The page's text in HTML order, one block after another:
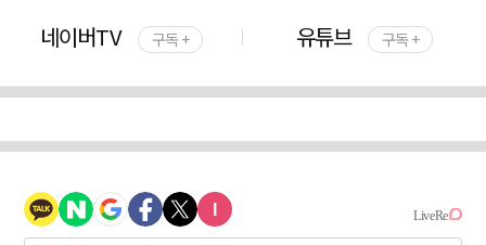
네이버TV 구독 + 유튜브 구독 +